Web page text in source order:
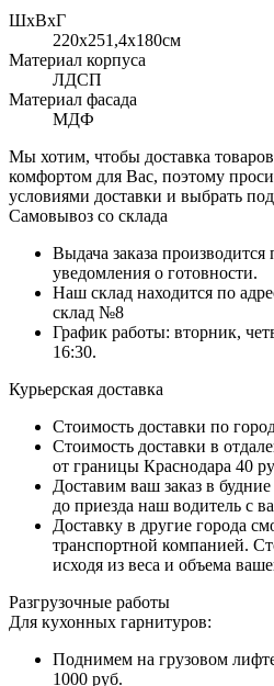
ШхВхГ
220x251,4х180см
Материал корпуса
ЛДСП
Материал фасада
МДФ
Мы хотим, чтобы доставка
комфортом для Вас, поэтому
условиями доставки и выбрать
Самовывоз со склада
Выдача заказа
уведомления о готовности.
Наш склад находится по
склад №8
График работы: вторник,
16:30.
Курьерская доставка
Стоимость доставки по
Стоимость доставки в
от границы Краснодара 40
Доставим ваш заказ в
до приезда наш водитель с
Доставку в другие города
транспортной компанией.
исходя из веса и объема
Разгрузочные работы
Для кухонных гарнитуров:
Поднимем на грузовом
1000 руб.